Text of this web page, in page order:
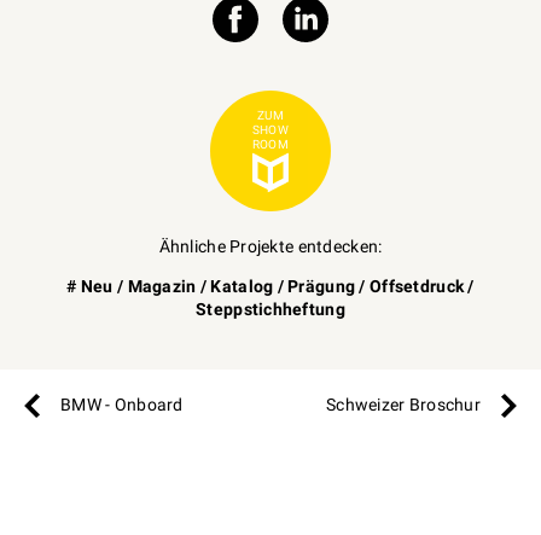
ZUM
SHOW
ROOM
Ähnliche Projekte entdecken:
# Neu / Magazin /Katalog /Prägung/Offsetdruck/
Steppstichheftung
BMW - Onboard Schweizer Broschur